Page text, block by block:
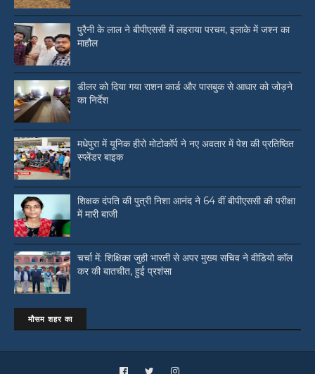
पुरैनी के लाल ने बीपीएससी में लहराया परचम, इलाके में जश्न का
माहौल
डीलर को दिया गया राशन कार्ड और पासबुक से आधार को जोड़ने
का निर्देश
मधेपुरा में यूनिक हीरो मोटोकॉर्प ने नए अवतार में पेश की प्रतिष्ठित
स्प्लेंडर बाइक
शिक्षक दंपति की पुत्री निशा आनंद ने 64 वीं बीपीएससी की परीक्षा
में मारी बाजी
चर्चा में: शिक्षिका जुही भारती से अपर मुख्य सचिव ने वीडियो काॅल
कर की बातचीत, हुई प्रशंसा
मौसम शहर का